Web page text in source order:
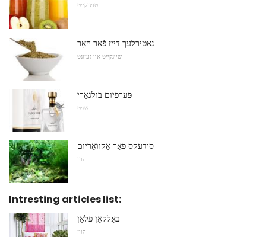
טויגיקייַט
נאַטירלעך דייז פֿאַר האָר
שיינקייט און געזונט
פּערפיום בולגאַרי
שניט
סידעקס פֿאַר אַקוואַריום
הויז
Intresting articles list:
באַלקאָן פּלאַן
הויז